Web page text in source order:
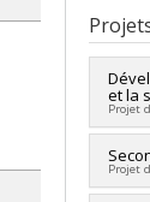
Cycle
Lien
et la
Projet
Projet